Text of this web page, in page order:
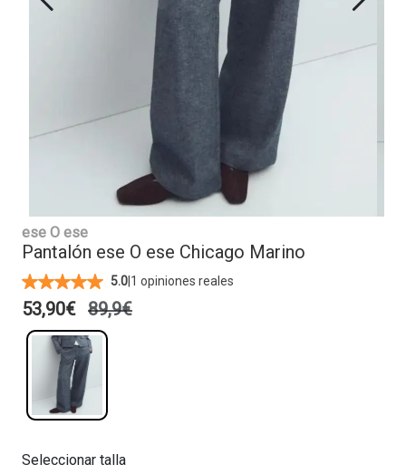
ese O ese
Pantalón ese O ese Chicago Marino
5.0 1 opiniones reales
53,90€ 89,9€
Seleccionar talla